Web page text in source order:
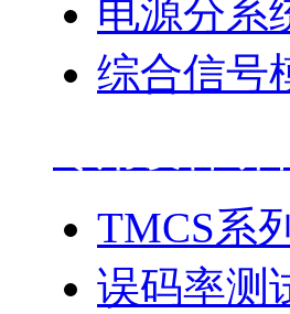
电源分系
综合信号
TMCS系
误码率测